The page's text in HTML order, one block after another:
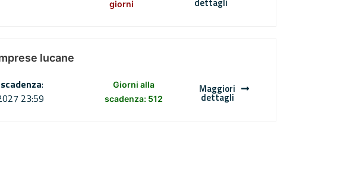
giorni
dettagli
lucane
:
23:59
Giorni alla
scadenza: 512
Maggiori
dettagli